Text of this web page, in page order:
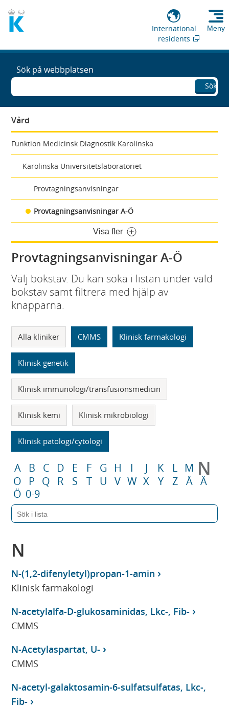
International
residents
Meny
Sök på webbplatsen
Sök
Vård
Funktion Medicinsk Diagnostik Karolinska
Karolinska Universitetslaboratoriet
Provtagningsanvisningar
Provtagningsanvisningar A-Ö
Visa fler
Provtagningsanvisningar A-Ö
Välj bokstav. Du kan söka i listan under vald
bokstav samt filtrera med hjälp av
knapparna.
Alla kliniker CMMS Klinisk farmakologi
Klinisk genetik
Klinisk immunologi/transfusionsmedicin
Klinisk kemi Klinisk mikrobiologi
Klinisk patologi/cytologi
A B C D E F G H I J K L M N
O P Q R S T U V W X Y Z Å Ä
Ö 0-9
N
N-(1,2-difenyletyl)propan-1-amin
Klinisk farmakologi
N-acetylalfa-D-glukosaminidas, Lkc-, Fib-
CMMS
N-Acetylaspartat, U-
CMMS
N-acetyl-galaktosamin-6-sulfatsulfatas, Lkc-,
Fib-